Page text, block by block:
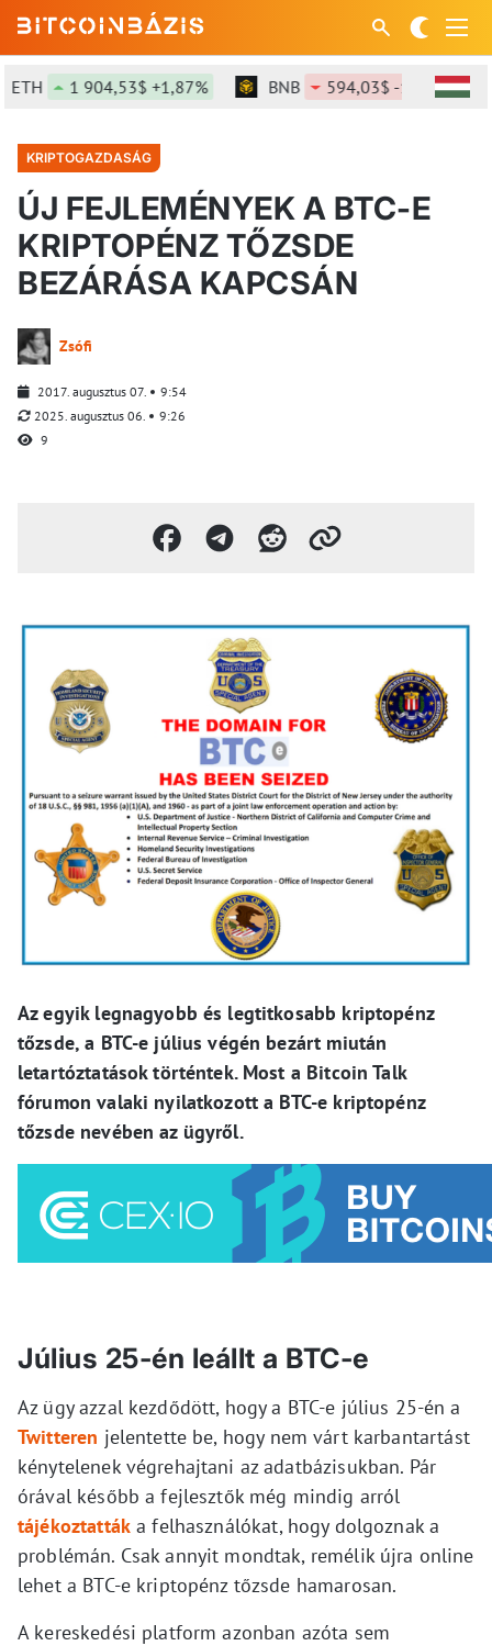
1 904,53$ +1,87% BNB 594,03$ -1,31%
KRIPTOGAZDASÁG
ÚJ FEJLEMÉNYEK A BTC-E
KRIPTOPÉNZ TŐZSDE
BEZÁRÁSA KAPCSÁN
Zsófi
2017. augusztus 07.
9:54
2025. augusztus 06.
9:26
9
Az egyik legnagyobb és legtitkosabb kriptopénz
tőzsde, a BTC-e július végén bezárt miután
letartóztatások történtek. Most a Bitcoin Talk
fórumon valaki nyilatkozott a BTC-e kriptopénz
tőzsde nevében az ügyről.
Július 25-én leállt a BTC-e
Az ügy azzal kezdődött, hogy a BTC-e július 25-én a
Twitteren jelentette be, hogy nem várt karbantartást
kénytelenek végrehajtani az adatbázisukban. Pár
órával később a fejlesztők még mindig arról
tájékoztattáka felhasználókat, hogy dolgoznak a
problémán. Csak annyit mondtak, remélik újra online
lehet a BTC-e kriptopénz tőzsde hamarosan.
A kereskedési platform azonban azóta sem